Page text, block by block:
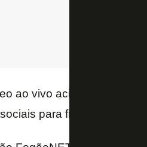
ao vivo acima,
para ficar por